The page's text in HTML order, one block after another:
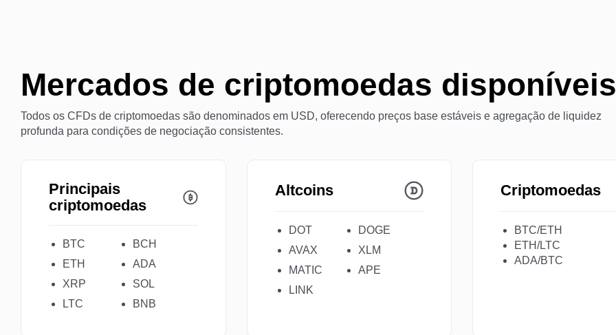
Mercados de criptomoedas disponíveis
Todos os CFDs de criptomoedas são denominados em USD, oferecendo preços base estáveis e agregação de liquidez
profunda para condições de negociação consistentes.
Principais
criptomoedas
BTC
ETH
XRP
LTC
BCH
ADA
SOL
BNB
Altcoins
DOT
AVAX
MATIC
LINK
DOGE
XLM
APE
Criptomoedas
BTC/ETH
ETH/LTC
ADA/BTC